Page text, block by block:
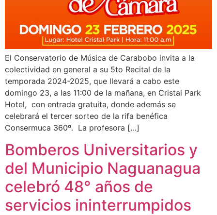
El Conservatorio de Música de Carabobo invita a la
colectividad en general a su 5to Recital de la
temporada 2024-2025, que llevará a cabo este
domingo 23, a las 11:00 de la mañana, en Cristal Park
Hotel, con entrada gratuita, donde además se
celebrará el tercer sorteo de la rifa benéfica
Consermuca 360º. La profesora […]
Bomberos Universitarios y
del Municipio Naguanagua
celebró 48° años de
servicios ininterrumpidos